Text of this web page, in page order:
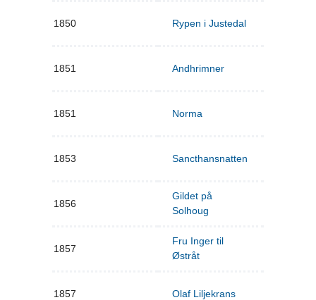
1850 Rypen i Justedal
1851 Andhrimner
1851 Norma
1853 Sancthansnatten
1856
Gildet på
Solhoug
1857
Fru Inger til
Østråt
1857 Olaf Liljekrans